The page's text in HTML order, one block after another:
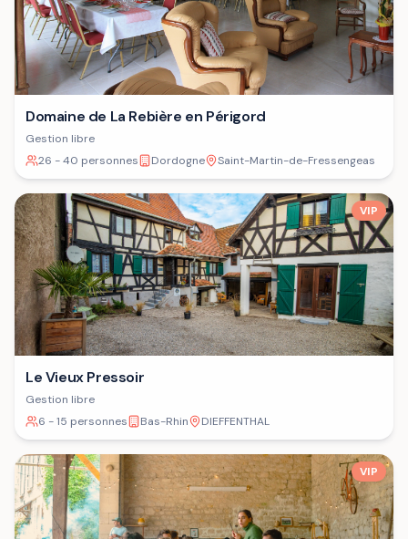
Domaine de La Rebière en Périgord
Gestion libre
26 - 40 personnes
Dordogne Saint-Martin-de-Fressengeas
VIP
Le Vieux Pressoir
Gestion libre
6 - 15 personnes
Bas-Rhin DIEFFENTHAL
VIP